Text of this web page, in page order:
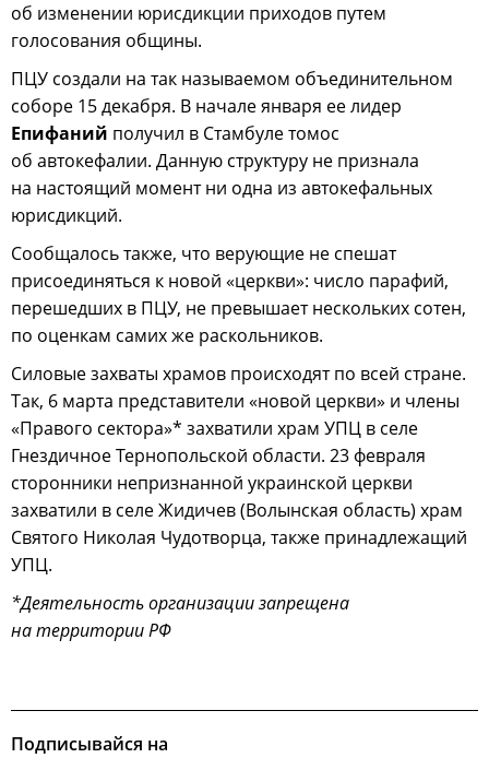
об изменении юрисдикции приходов путем
голосования общины.
ПЦУ создали на так называемом объединительном
соборе 15 декабря. В начале января ее лидер
Епифаний получил в Стамбуле томос
об автокефалии. Данную структуру не признала
на настоящий момент ни одна из автокефальных
юрисдикций.
Сообщалось также, что верующие не спешат
присоединяться к новой «церкви»: число парафий,
перешедших в ПЦУ, не превышает нескольких сотен,
по оценкам самих же раскольников.
Силовые захваты храмов происходят по всей стране.
Так, 6 марта представители «новой церкви» и члены
«Правого сектора»* захватили храм УПЦ в селе
Гнездичное Тернопольской области. 23 февраля
сторонники непризнанной украинской церкви
захватили в селе Жидичев (Волынская область) храм
Святого Николая Чудотворца, также принадлежащий
УПЦ.
*Деятельность организации запрещена
на территории РФ
Подписывайся на